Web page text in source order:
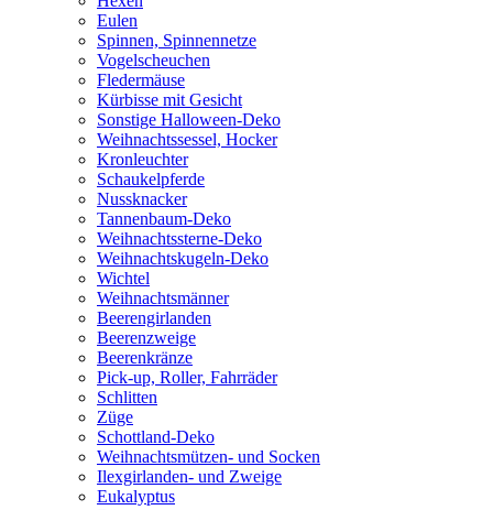
Eulen
Spinnen, Spinnennetze
Vogelscheuchen
Fledermäuse
Kürbisse mit Gesicht
Sonstige Halloween-Deko
Weihnachtssessel, Hocker
Kronleuchter
Schaukelpferde
Nussknacker
Tannenbaum-Deko
Weihnachtssterne-Deko
Weihnachtskugeln-Deko
Wichtel
Weihnachtsmänner
Beerengirlanden
Beerenzweige
Beerenkränze
Pick-up, Roller, Fahrräder
Schlitten
Züge
Schottland-Deko
Weihnachtsmützen- und Socken
Ilexgirlanden- und Zweige
Eukalyptus